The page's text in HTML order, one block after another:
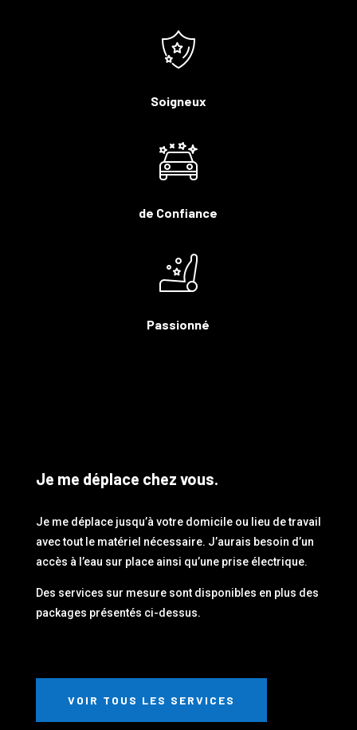
Soigneux
de Confiance
Passionné
Je me déplace chez vous.
Je me déplace jusqu’à votre domicile ou lieu de travail
avec tout le matériel nécessaire. J’aurais besoin d’un
accès à l’eau sur place ainsi qu’une prise électrique.
Des services sur mesure sont disponibles en plus des
packages présentés ci-dessus.
VOIR TOUS LES SERVICES